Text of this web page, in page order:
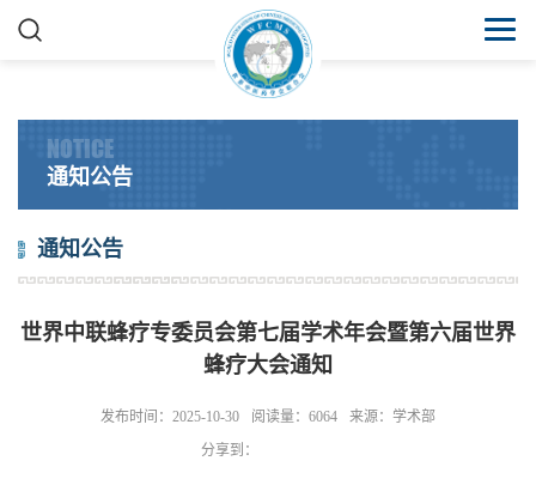
NOTICE
通知公告
通知公告
世界中联蜂疗专委员会第七届学术年会暨第六届世界
蜂疗大会通知
发布时间：2025-10-30 阅读量：6064
来源：学术部
分享到：